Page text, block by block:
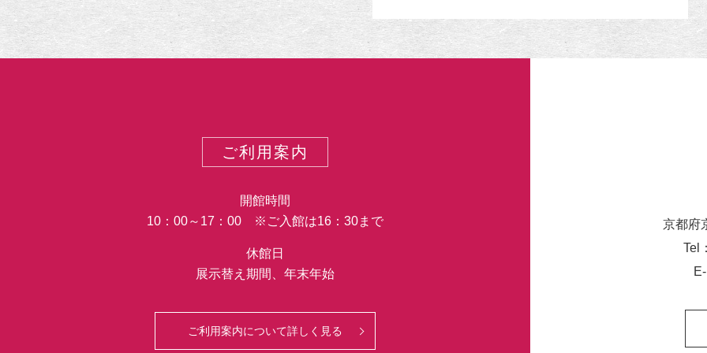
ー
ご利用案内
開館時間
10：00～17：00 ※ご入館は16：30まで
休館日
展示替え期間、年末年始
ご利用案内について詳しく見る
京都府
Tel